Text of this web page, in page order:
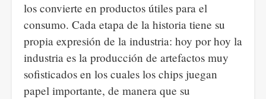
los convierte en productos útiles para el
consumo. Cada etapa de la historia tiene su
propia expresión de la industria: hoy por hoy la
industria es la producción de artefactos muy
sofisticados en los cuales los chips juegan
papel importante, de manera que su